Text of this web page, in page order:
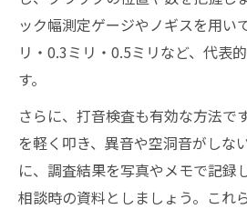
ック幅測定ゲージやノギスを用い
リ・0.3ミリ・0.5ミリなど、代表
す。
さらに、打音検査も有効な方法で
を軽く叩き、異音や空洞音がしな
に、調査結果を写真やメモで記録
相談時の資料としましょう。これ